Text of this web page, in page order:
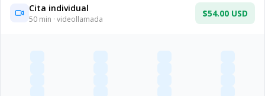
Cita individual
50 min · videollamada
$54.00 USD